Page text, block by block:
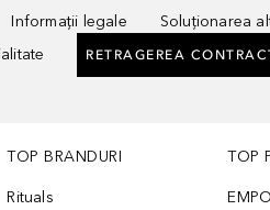
Informații legale Soluționarea
RETRAGEREA
TOP BRANDURI
Rituals
TOP